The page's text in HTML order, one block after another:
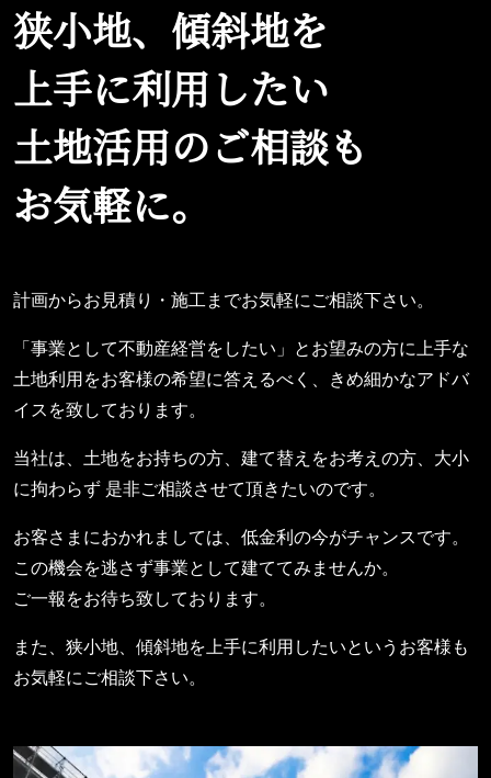
狭小地、傾斜地を
上手に利用したい
土地活用のご相談も
お気軽に。
計画からお見積り・施工までお気軽にご相談下さい。
「事業として不動産経営をしたい」とお望みの方に上手な
土地利用をお客様の希望に答えるべく、きめ細かなアドバ
イスを致しております。
当社は、土地をお持ちの方、建て替えをお考えの方、大小
に拘わらず 是非ご相談させて頂きたいのです。
お客さまにおかれましては、低金利の今がチャンスです。
この機会を逃さず事業として建ててみませんか。
ご一報をお待ち致しております。
また、狭小地、傾斜地を上手に利用したいというお客様も
お気軽にご相談下さい。